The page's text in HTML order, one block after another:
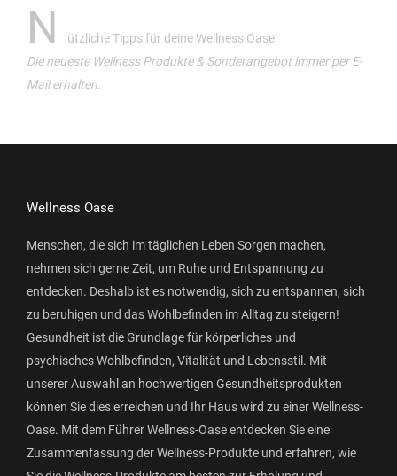
N
ützliche Tipps für deine Wellness Oase.
Die neueste Wellness Produkte & Sonderangebot immer per E-
Mail erhalten.
Wellness Oase
Menschen, die sich im täglichen Leben Sorgen machen,
nehmen sich gerne Zeit, um Ruhe und Entspannung zu
entdecken. Deshalb ist es notwendig, sich zu entspannen, sich
zu beruhigen und das Wohlbefinden im Alltag zu steigern!
Gesundheit ist die Grundlage für körperliches und
psychisches Wohlbefinden, Vitalität und Lebensstil. Mit
unserer Auswahl an hochwertigen Gesundheitsprodukten
können Sie dies erreichen und Ihr Haus wird zu einer Wellness-
Oase. Mit dem Führer Wellness-Oase entdecken Sie eine
Zusammenfassung der Wellness-Produkte und erfahren, wie